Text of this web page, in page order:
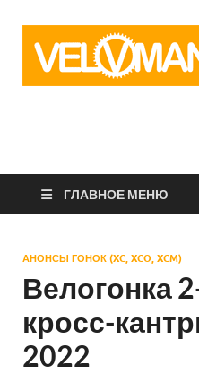
ГЛАВНОЕ МЕНЮ
АНОНСЫ ГОНОК (XC, XCO, XCM)
Велогонка
кросс-
2022